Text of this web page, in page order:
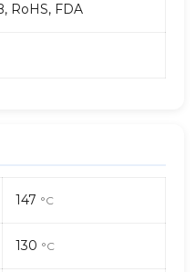
RoHS, FDA
147 °C
130 °C